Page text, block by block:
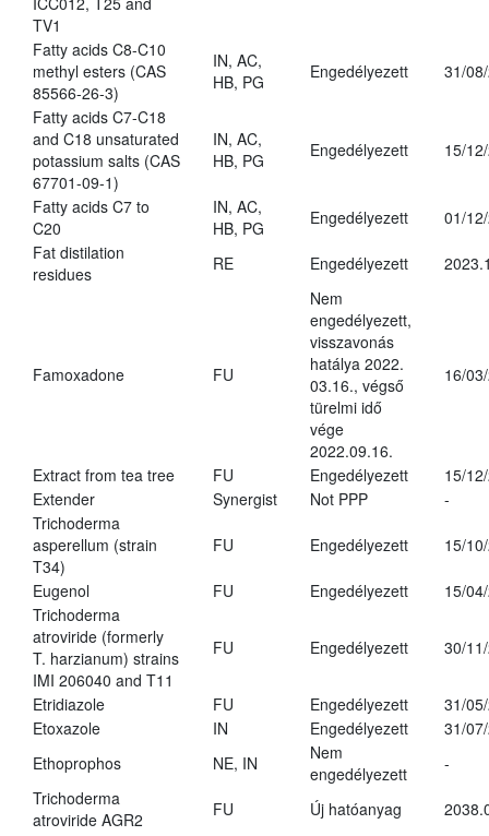
TV1
Fatty acids C8-C10
methyl esters (CAS
85566-26-3)
IN, AC,
HB, PG
Engedélyezett 31/
Fatty acids C7-C18
and C18 unsaturated
potassium salts (CAS
67701-09-1)
IN, AC,
HB, PG
Engedélyezett 15/
Fatty acids C7 to
C20
IN, AC,
HB, PG
Engedélyezett
01/
Fat distilation
residues
RE Engedélyezett
Famoxadone FU
Nem
engedélyezett,
visszavonás
hatálya 2022.
03.16., végső
türelmi idő
vége
2022.09.16.
16/
Extract from tea tree FU Engedélyezett
15/
Extender
Synergist Not PPP
-
Trichoderma
asperellum (strain
T34)
FU Engedélyezett 15/
Eugenol FU Engedélyezett
15/
Trichoderma
atroviride (formerly
T. harzianum) strains
IMI 206040 and T11
FU Engedélyezett 30/
Etridiazole FU Engedélyezett
31/
Etoxazole
IN Engedélyezett
31/
Ethoprophos
NE, IN
Nem
engedélyezett
-
Trichoderma
atroviride AGR2
FU Új hatóanyag